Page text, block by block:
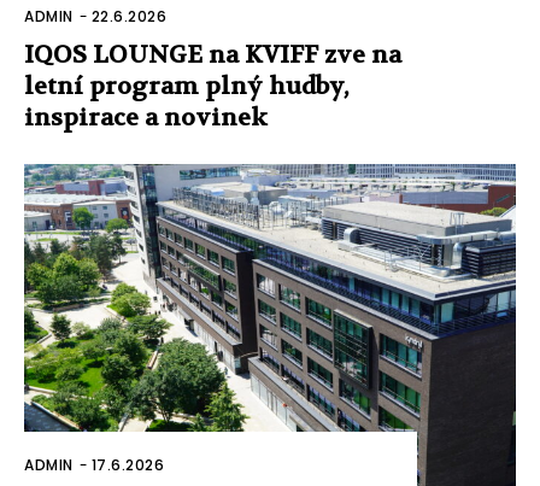
ADMIN - 22.6.2026
IQOS LOUNGE na KVIFF zve na
letní program plný hudby,
inspirace a novinek
ADMIN - 17.6.2026